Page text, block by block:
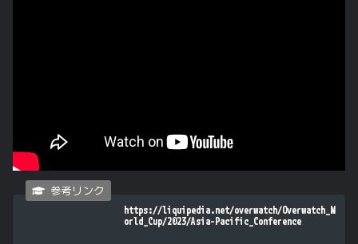
https://liquipedia.net/overwatch/Overwatch_W
orld_Cup/2023/Asia-Pacific_Conference